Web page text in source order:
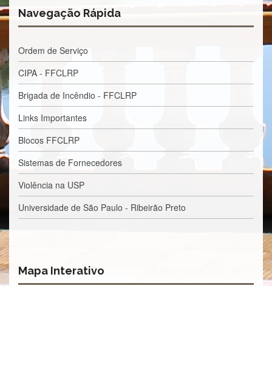
Editais
Eleições
Concursos
Concursos
Processos
Seletivos
Licitações/Contratações
Navegação Rápida
Ordem de Serviço
CIPA - FFCLRP
Brigada de Incêndio - FFCLRP
Links Importantes
Blocos FFCLRP
Sistemas de Fornecedores
Violência na USP
Universidade de São Paulo - Ribeirão Preto
Mapa Interativo